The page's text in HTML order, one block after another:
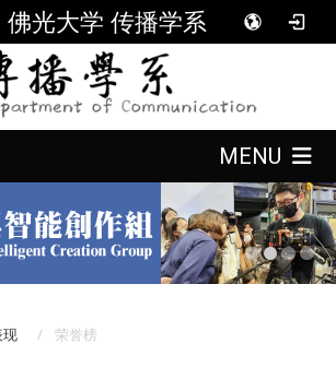
佛光大学 传播学系
MENU
现 荣誉榜